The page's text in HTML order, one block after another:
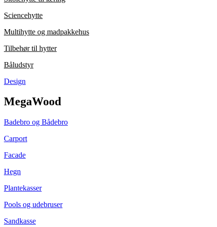
Sciencehytte
Multihytte og madpakkehus
Tilbehør til hytter
Båludstyr
Design
MegaWood
Badebro og Bådebro
Carport
Facade
Hegn
Plantekasser
Pools og udebruser
Sandkasse